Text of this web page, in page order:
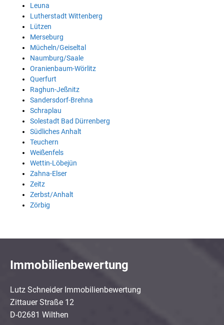
Leuna
Lutherstadt Wittenberg
Lützen
Merseburg
Mücheln/Geiseltal
Naumburg/Saale
Oranienbaum-Wörlitz
Querfurt
Raghun-Jeßnitz
Sandersdorf-Brehna
Schraplau
Solestadt Bad Dürrenberg
Südliches Anhalt
Teuchern
Weißenfels
Wettin-Löbejün
Zahna-Elser
Zeitz
Zerbst/Anhalt
Zörbig
Immobilienbewertung
Lutz Schneider Immobilienbewertung
Zittauer Straße 12
D-02681 Wilthen